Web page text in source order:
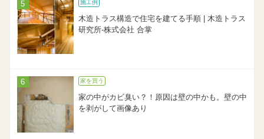
施工例
木造トラス構造で住宅を建てる手順 | 木造トラス
研究所-株式会社 合掌
家を買う
家の中がカビ臭い？！原因は壁の中かも。壁の中
を剥がして画像あり